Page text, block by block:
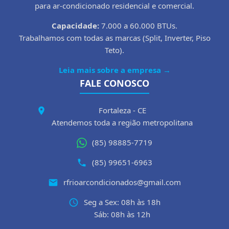
para ar-condicionado residencial e comercial.
Capacidade: 7.000 a 60.000 BTUs.
Trabalhamos com todas as marcas (Split, Inverter, Piso
Teto).
Leia mais sobre a empresa →
FALE CONOSCO
Fortaleza - CE
Atendemos toda a região metropolitana
(85) 98885-7719
(85) 99651-6963
rfrioarcondicionados@gmail.com
Seg a Sex: 08h às 18h
Sáb: 08h às 12h